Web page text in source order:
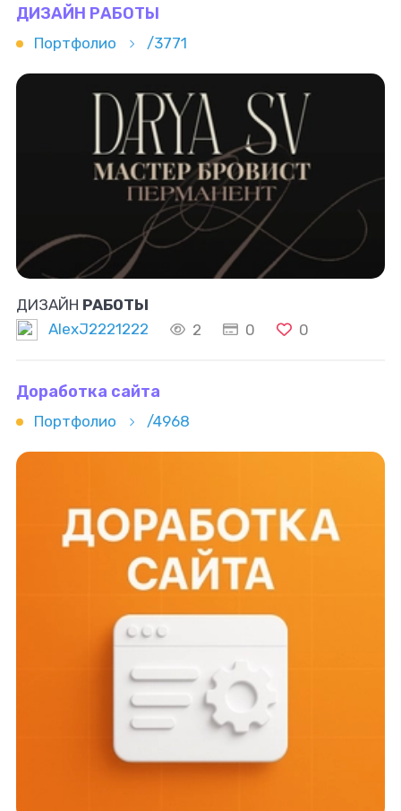
ДИЗАЙН РАБОТЫ
Портфолио /3771
ДИЗАЙН РАБОТЫ
AlexJ2221222
2 0 0
Доработка сайта
Портфолио /4968